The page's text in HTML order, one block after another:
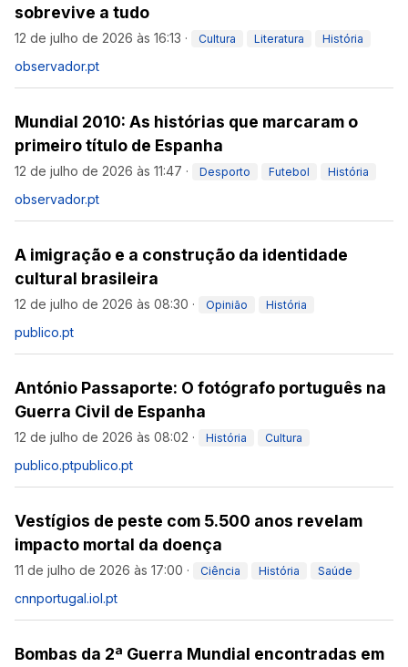
sobrevive a tudo
12 de julho de 2026 às 16:13 · Cultura Literatura História
observador.pt
Mundial 2010: As histórias que marcaram o
primeiro título de Espanha
12 de julho de 2026 às 11:47 · Desporto Futebol História
observador.pt
A imigração e a construção da identidade
cultural brasileira
12 de julho de 2026 às 08:30 · Opinião História
publico.pt
António Passaporte: O fotógrafo português na
Guerra Civil de Espanha
12 de julho de 2026 às 08:02 · História Cultura
publico.ptpublico.pt
Vestígios de peste com 5.500 anos revelam
impacto mortal da doença
11 de julho de 2026 às 17:00 · Ciência História Saúde
cnnportugal.iol.pt
Bombas da 2ª Guerra Mundial encontradas em